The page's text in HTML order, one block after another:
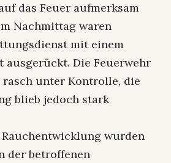
das Feuer aufmerksam
Nachmittag waren
mit einem
ausgerückt. Die Feuerwehr
rasch unter Kontrolle, die
blieb jedoch stark
wurden
der betroffenen